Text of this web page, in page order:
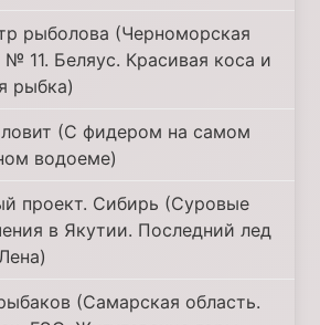
рыболова (Черноморская
11. Беляус. Красивая коса и
рыбка)
(С фидером на самом
водоеме)
проект. Сибирь (Суровые
в Якутии. Последний лед
(Самарская область.